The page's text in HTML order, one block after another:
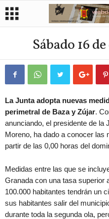
Sábado 16
La Junta adopta nuevas
perimetral de Baza y Zújar.
anunciando, el presidente de la
Moreno, ha dado a conocer las
partir de las 0,00 horas del
Medidas entre las que se
Granada con una tasa superior
100.000 habitantes tendrán un
sus habitantes salir del
durante toda la segunda ola,